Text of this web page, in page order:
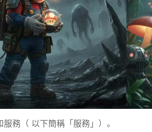
務（ 以下簡稱「服務」）。